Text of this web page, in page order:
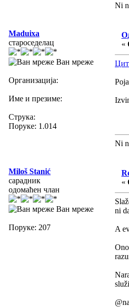
Ni
Maduixa
староседелац
Ван мреже
Организација:
Име и презиме:
Струка:
Поруке: 1.014
«
Ni
Miloš Stanić
сарадник
одомаћен члан
Ван мреже
Поруке: 207
«
ni
A